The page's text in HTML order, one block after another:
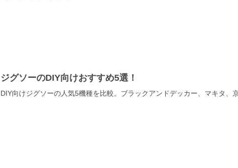
ジグソーのDIY向けおすすめ5選！
DIY向けジグソーの人気5機種を比較。ブラックアンドデッカー、マキタ、